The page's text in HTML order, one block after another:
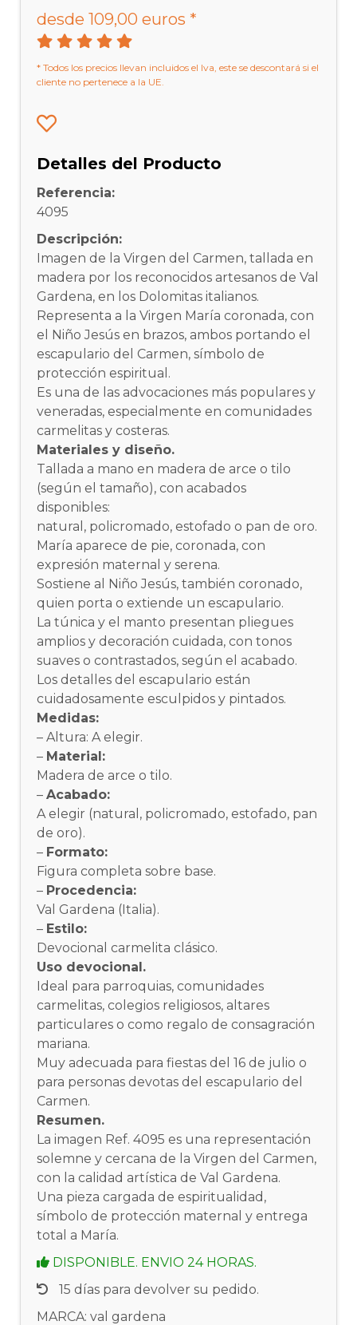
desde 109,00 euros *
* Todos los precios llevan incluidos el Iva, este se descontará si el
cliente no pertenece a la UE.
Detalles del Producto
Referencia:
4095
Descripción:
Imagen de la Virgen del Carmen, tallada en
madera por los reconocidos artesanos de Val
Gardena, en los Dolomitas italianos.
Representa a la Virgen María coronada, con
el Niño Jesús en brazos, ambos portando el
escapulario del Carmen, símbolo de
protección espiritual.
Es una de las advocaciones más populares y
veneradas, especialmente en comunidades
carmelitas y costeras.
Materiales y diseño.
Tallada a mano en madera de arce o tilo
(según el tamaño), con acabados
disponibles:
natural, policromado, estofado o pan de oro.
María aparece de pie, coronada, con
expresión maternal y serena.
Sostiene al Niño Jesús, también coronado,
quien porta o extiende un escapulario.
La túnica y el manto presentan pliegues
amplios y decoración cuidada, con tonos
suaves o contrastados, según el acabado.
Los detalles del escapulario están
cuidadosamente esculpidos y pintados.
Medidas:
– Altura: A elegir.
– Material:
Madera de arce o tilo.
–Acabado:
A elegir (natural, policromado, estofado, pan
de oro).
– Formato:
Figura completa sobre base.
– Procedencia:
Val Gardena (Italia).
– Estilo:
Devocional carmelita clásico.
Uso devocional.
Ideal para parroquias, comunidades
carmelitas, colegios religiosos, altares
particulares o como regalo de consagración
mariana.
Muy adecuada para fiestas del 16 de julio o
para personas devotas del escapulario del
Carmen.
Resumen.
La imagen Ref. 4095 es una representación
solemne y cercana de la Virgen del Carmen,
con la calidad artística de Val Gardena.
Una pieza cargada de espiritualidad,
símbolo de protección maternal y entrega
total a María.
DISPONIBLE. ENVIO 24 HORAS.
15 días para devolver su pedido.
MARCA: val gardena